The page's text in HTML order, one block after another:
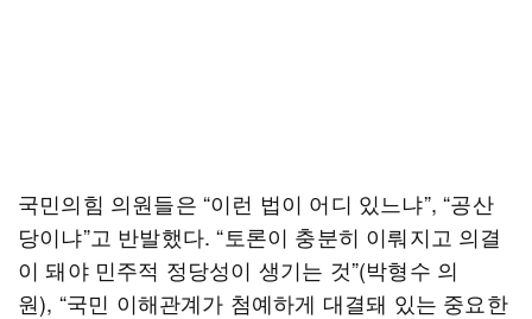
국민의힘 의원들은 “이런 법이 어디 있느냐”, “공산
당이냐”고 반발했다. “토론이 충분히 이뤄지고 의결
이 돼야 민주적 정당성이 생기는 것”(박형수 의
원), “국민 이해관계가 첨예하게 대결돼 있는 중요한